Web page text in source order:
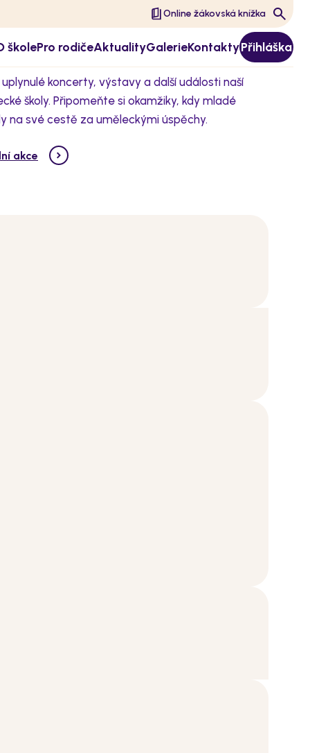
Online žákovská knížka
školePro rodičeAktualityGalerieKontaktyPřihláška
koncerty, výstavy a další události naší
školy. Připomeňte si okamžiky, kdy mladé
na své cestě za uměleckými úspěchy.
akce